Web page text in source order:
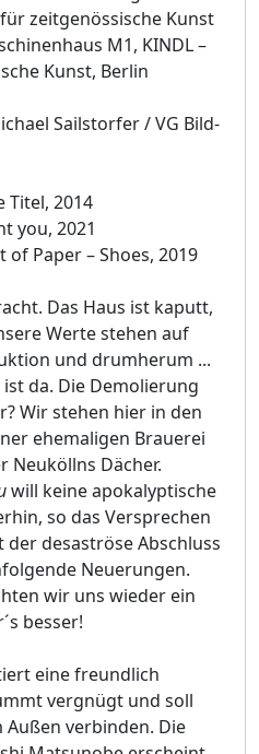
M1, KINDL –
Kunst, Berlin
Sailstorfer / VG Bild-
Titel, 2014
you, 2021
Paper – Shoes, 2019
Das Haus ist kaputt,
Werte stehen auf
und drumherum ...
da. Die Demolierung
Wir stehen hier in den
ehemaligen Brauerei
Neuköllns Dächer.
will keine apokalyptische
so das Versprechen
desaströse Abschluss
Neuerungen.
wir uns wieder ein
besser!
eine freundlich
vergnügt und soll
verbinden. Die